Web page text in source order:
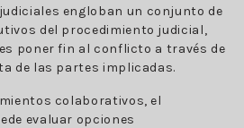
engloban un conjunto de
del procedimiento judicial,
poner fin al conflicto a través de
de las partes implicadas.
colaborativos, el
evaluar opciones